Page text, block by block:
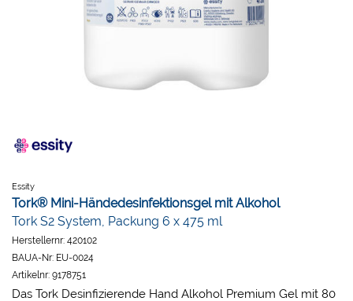
Essity
Tork® Mini-Händedesinfektionsgel mit Alkohol
Tork S2 System, Packung 6 x 475 ml
Herstellernr: 420102
BAUA-Nr: EU-0024
Artikelnr: 9178751
Das Tork Desinfizierende Hand Alkohol Premium Gel mit 80